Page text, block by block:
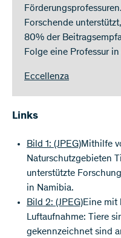
Forschende
80% der
Folge eine Professur
Eccellenza
Links
Bild 1: (JPEG)Mithilfe
Naturschutzgebieten
unterstützte
in Namibia.
Bild 2: (JPEG)Eine mit
Luftaufnahme: Tiere
gekennzeichnet sind